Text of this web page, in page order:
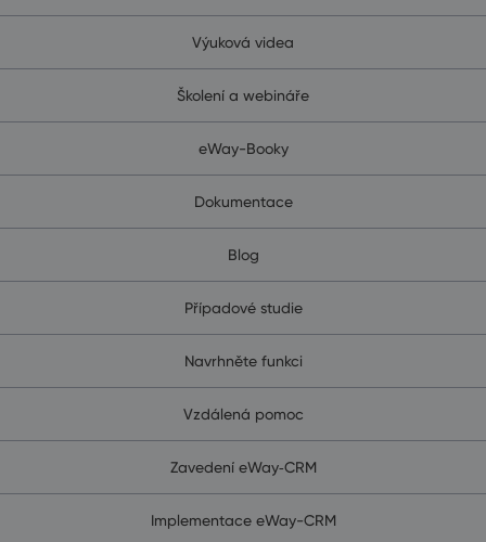
Výuková videa
Školení a webináře
eWay-Booky
Dokumentace
Blog
Případové studie
Navrhněte funkci
Vzdálená pomoc
Zavedení eWay‑CRM
Implementace eWay-CRM